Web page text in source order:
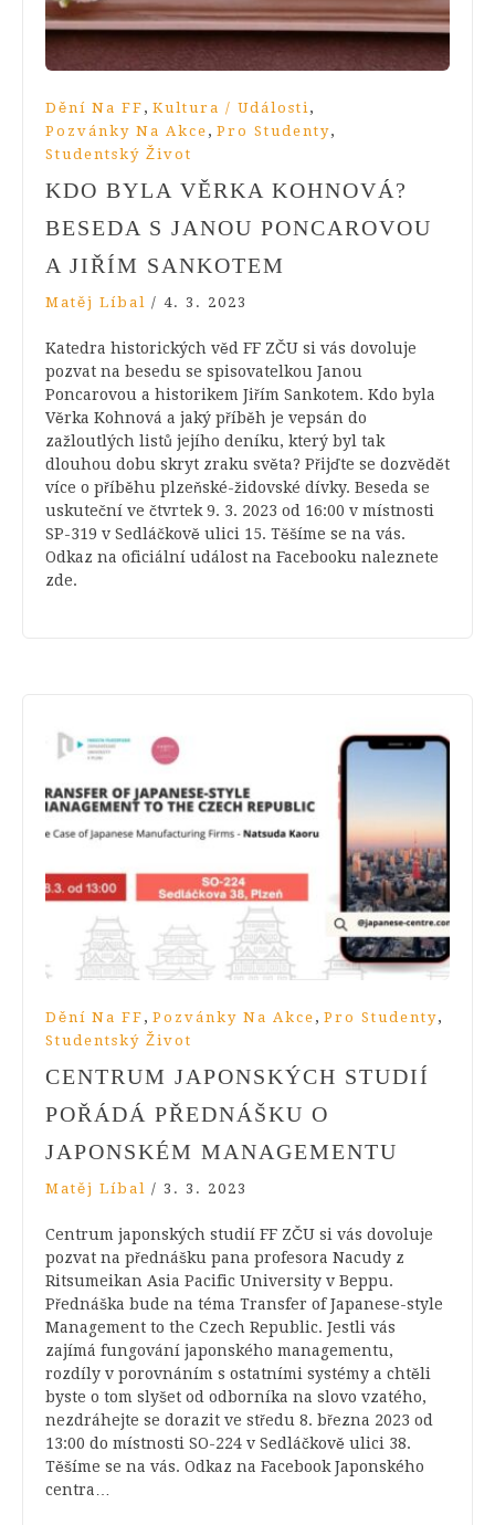
Dění Na FF , Kultura / Události ,
Pozvánky Na Akce , Pro Studenty,
Studentský Život
KDO BYLA VĚRKA KOHNOVÁ?
BESEDA S JANOU PONCAROVOU
A JIŘÍM SANKOTEM
Matěj Líbal / 4. 3. 2023
Katedra historických věd FF ZČU si vás dovoluje
pozvat na besedu se spisovatelkou Janou
Poncarovou a historikem Jiřím Sankotem. Kdo byla
Věrka Kohnová a jaký příběh je vepsán do
zažloutlých listů jejího deníku, který byl tak
dlouhou dobu skryt zraku světa? Přijďte se dozvědět
více o příběhu plzeňské-židovské dívky. Beseda se
uskuteční ve čtvrtek 9. 3. 2023 od 16:00 v místnosti
SP-319 v Sedláčkově ulici 15. Těšíme se na vás.
Odkaz na oficiální událost na Facebooku naleznete
zde.
Dění Na FF , Pozvánky Na Akce , Pro Studenty,
Studentský Život
CENTRUM JAPONSKÝCH STUDIÍ
POŘÁDÁ PŘEDNÁŠKU O
JAPONSKÉM MANAGEMENTU
Matěj Líbal / 3. 3. 2023
Centrum japonských studií FF ZČU si vás dovoluje
pozvat na přednášku pana profesora Nacudy z
Ritsumeikan Asia Pacific University v Beppu.
Přednáška bude na téma Transfer of Japanese-style
Management to the Czech Republic. Jestli vás
zajímá fungování japonského managementu,
rozdíly v porovnáním s ostatními systémy a chtěli
byste o tom slyšet od odborníka na slovo vzatého,
nezdráhejte se dorazit ve středu 8. března 2023 od
13:00 do místnosti SO-224 v Sedláčkově ulici 38.
Těšíme se na vás. Odkaz na Facebook Japonského
centra…